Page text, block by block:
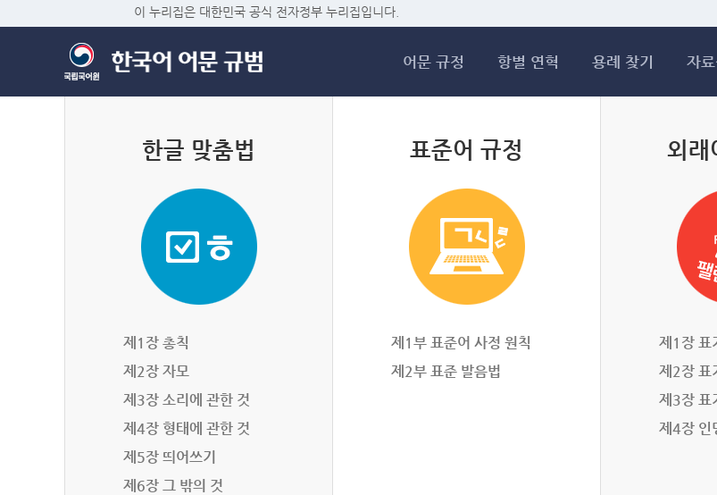
이 누리집은 대한민국 공식 전자정부 누리집입니다.
어문 규정 항별 연혁 용례 찾기 자
한글 맞춤법
제1장 총칙
제2장 자모
제3장 소리에 관한 것
제4장 형태에 관한 것
제5장 띄어쓰기
제6장 그 밖의 것
표준어 규정
제1부 표준어 사정 원칙
제2부 표준 발음법
외래
제1장 표
제2장 표
제3장 표
제4장 인